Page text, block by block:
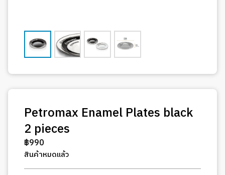
Petromax Enamel Plates black
2 pieces
฿990
สินค้าหมดแล้ว